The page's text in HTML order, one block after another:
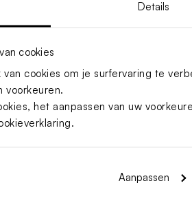
Details
cookies
cookies om je surfervaring te
voorkeuren.
het aanpassen van uw
.
Aanpassen
roze met foto en